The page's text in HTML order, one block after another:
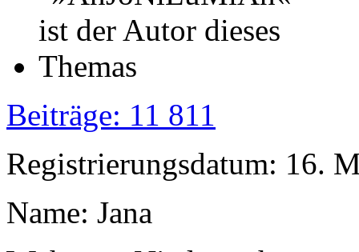
Beiträge: 11 811
Registrierungsdatum: 16.
Name: Jana